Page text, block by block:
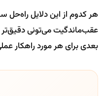
هر کدوم از این دلایل راه‌حل
عقب‌ماندگیت می‌تونی
بعدی برای هر مورد راهکار